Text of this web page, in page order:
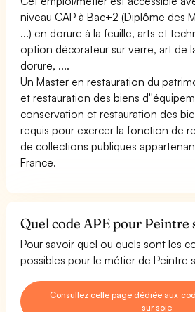
niveau CAP à Bac+2 (Diplôme des
...) en dorure à la feuille, arts et
option décorateur sur verre, art de
dorure, ....
Un Master en restauration du
et restauration des biens
conservation et restauration des
requis pour exercer la fonction de
de collections publiques
France.
Quel code APE pour Peintre
Pour savoir quel ou quels sont les
possibles pour le métier de Peintre
Consultez cette page dédiée aux
sur soie